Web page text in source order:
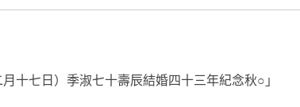
十七日）季淑七十壽辰結婚四十三年紀念秋○」